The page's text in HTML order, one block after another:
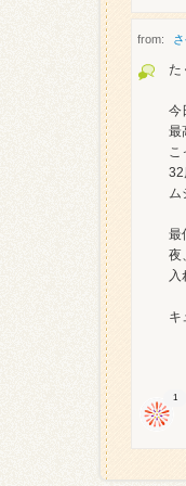
from:
た
今
最
32
ム
最
夜
キ
1